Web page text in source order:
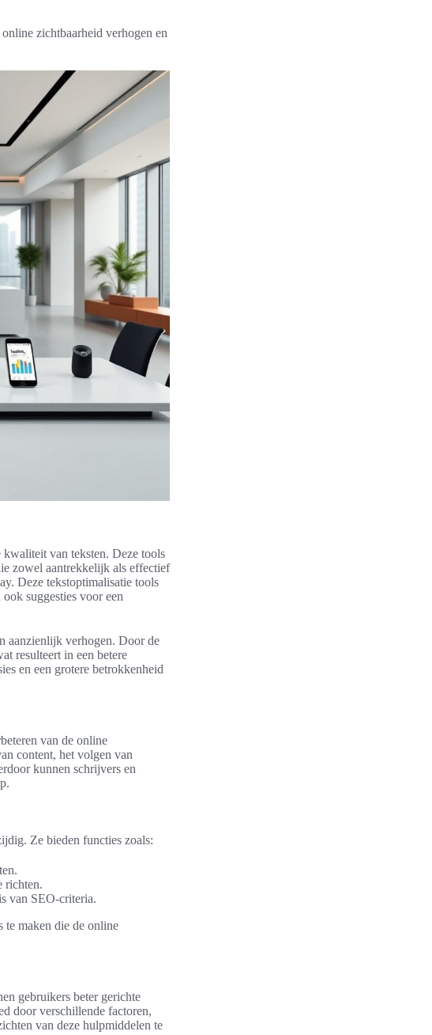
zichtbaarheid verhogen en
van teksten. Deze tools
zowel aantrekkelijk als effectief
Deze tekstoptimalisatie tools
suggesties voor een
aanzienlijk verhogen. Door de
resulteert in een betere
en een grotere betrokkenheid
van de online
content, het volgen van
kunnen schrijvers en
Ze bieden functies zoals:
richten.
van SEO-criteria.
te maken die de online
gebruikers beter gerichte
door verschillende factoren,
van deze hulpmiddelen te